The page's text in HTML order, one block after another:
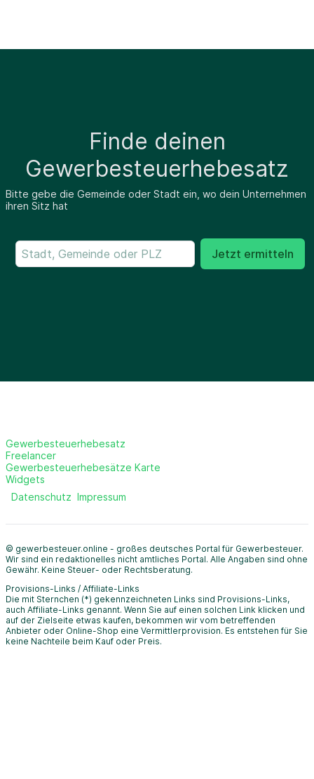
Finde deinen
Gewerbesteuerhebesatz
Bitte gebe die Gemeinde oder Stadt ein, wo dein Unternehmen
ihren Sitz hat
Jetzt ermitteln
Gewerbesteuerhebesatz
Freelancer
Gewerbesteuerhebesätze Karte
Widgets
Datenschutz Impressum
© gewerbesteuer.online - großes deutsches Portal für Gewerbesteuer.
Wir sind ein redaktionelles nicht amtliches Portal. Alle Angaben sind ohne
Gewähr. Keine Steuer- oder Rechtsberatung.
Provisions-Links / Affiliate-Links
Die mit Sternchen (*) gekennzeichneten Links sind Provisions-Links,
auch Affiliate-Links genannt. Wenn Sie auf einen solchen Link klicken und
auf der Zielseite etwas kaufen, bekommen wir vom betreffenden
Anbieter oder Online-Shop eine Vermittlerprovision. Es entstehen für Sie
keine Nachteile beim Kauf oder Preis.